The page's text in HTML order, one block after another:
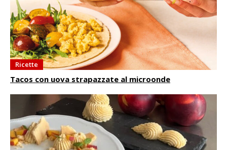
Ricette
Tacos con uova strapazzate al microonde